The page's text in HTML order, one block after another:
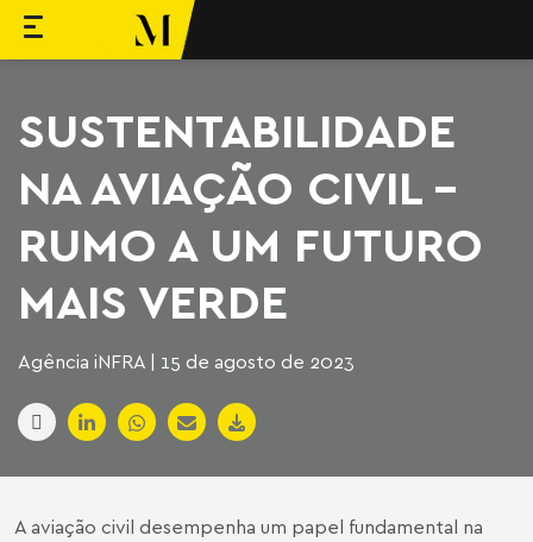
o conteúdo
Machado Meyer
SUSTENTABILIDADE
NA AVIAÇÃO CIVIL –
RUMO A UM FUTURO
MAIS VERDE
Agência iNFRA | 15 de agosto de 2023
A aviação civil desempenha um papel fundamental na